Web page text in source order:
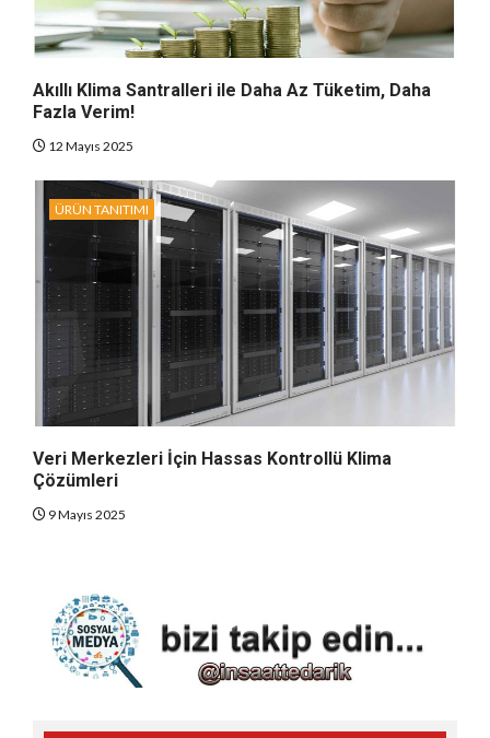
Akıllı Klima Santralleri ile Daha Az Tüketim, Daha
Fazla Verim!
12 Mayıs 2025
ÜRÜN TANITIMI
Veri Merkezleri İçin Hassas Kontrollü Klima
Çözümleri
9 Mayıs 2025